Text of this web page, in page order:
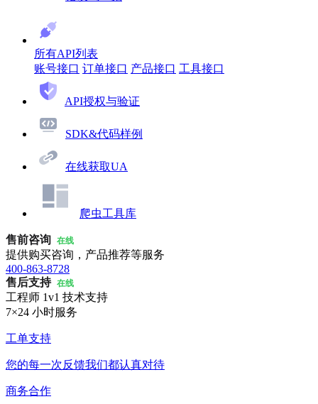
所有API列表
账号接口 订单接口 产品接口 工具接口
API授权与验证
SDK&代码样例
在线获取UA
爬虫工具库
售前咨询 在线
提供购买咨询，产品推荐等服务
400-863-8728
售后支持 在线
工程师 1v1 技术支持
7×24 小时服务
工单支持
您的每一次反馈我们都认真对待
商务合作